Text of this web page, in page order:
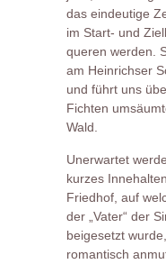
das eindeutige
im Start- und
queren werden.
am Heinrichser
und führt uns
Fichten
Wald.
Unerwartet
kurzes
Friedhof, auf
der „Vater“ der
beigesetzt
romantisch